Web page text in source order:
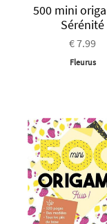
500 mini
Sérénité
€ 7.99
Fleurus